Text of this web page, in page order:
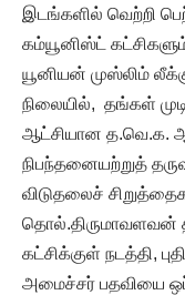
இடங்களில் வெற்றி
கம்யூனிஸ்ட்
யூனியன் முஸ்லிம்
நிலையில், தங்கள்
ஆட்சியான த.வெ.க.
நிபந்தனையற்றுத்
விடுதலைச்
கட்சிக்குள் நடத்தி,
அமைச்சர் பதவியை